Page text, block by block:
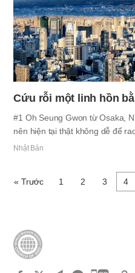
Cứu rỗi một linh hồn
#1 Oh Seung Gwon từ Osaka,
nên hiện tại thật không dễ để
trước đây. Tuy nhiên để vâng
bạn bè và lan tỏa tình yêu
nữa.”, lễ hội truyền đạo “Kết
Nhật Bản
« Trước 1 2 3 4